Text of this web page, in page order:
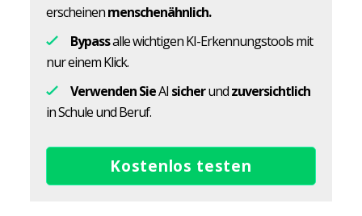
erscheinenmenschenähnlich.
Bypassalle wichtigen KI-Erkennungstools mit
nur einem Klick.
Verwenden SieAI sicherundzuversichtlich
in Schule und Beruf.
Kostenlos testen